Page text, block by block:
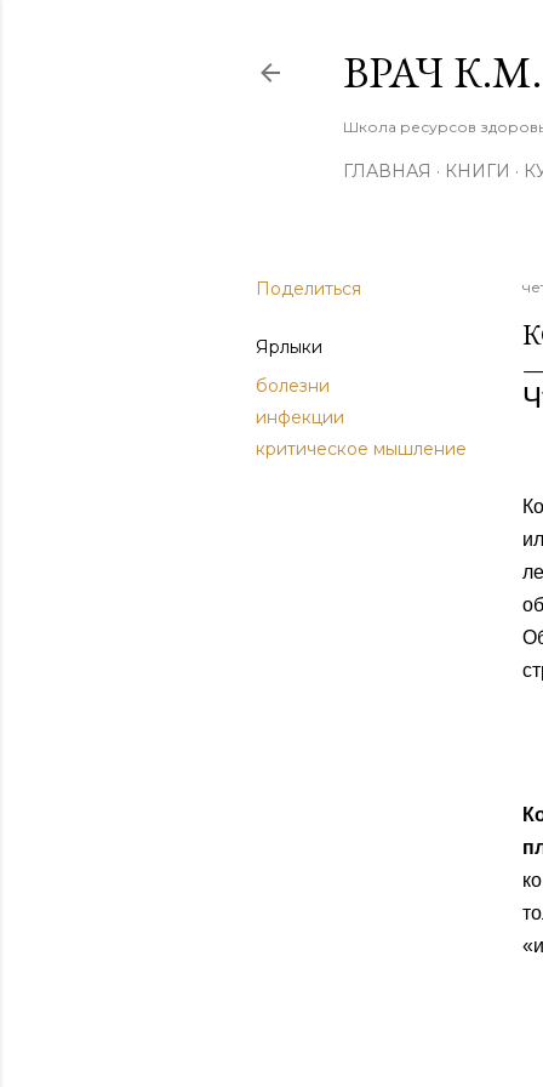
ВРАЧ
Школа ресурсов
ГЛАВНАЯ КНИГИ
Поделиться
Ярлыки
болезни
инфекции
критическое мышление